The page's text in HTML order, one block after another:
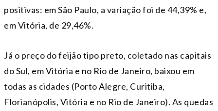
positivas: em São Paulo, a variação foi de 44,39% e,
em Vitória, de 29,46%.
Já o preço do feijão tipo preto, coletado nas capitais
do Sul, em Vitória e no Rio de Janeiro, baixou em
todas as cidades (Porto Alegre, Curitiba,
Florianópolis, Vitória e no Rio de Janeiro). As quedas